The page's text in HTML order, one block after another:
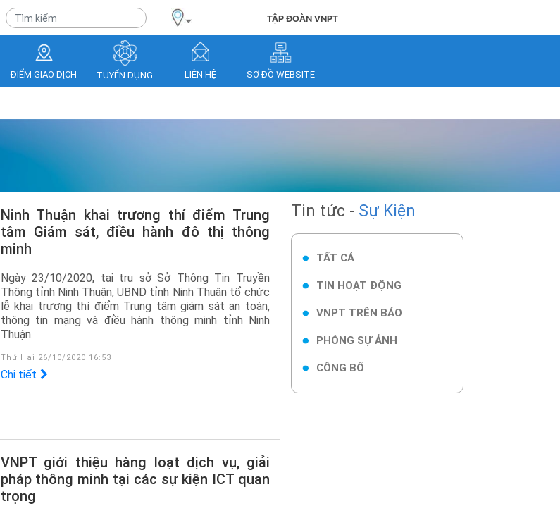
TẬP ĐOÀN VNPT
ĐIỂM GIAO DỊCH TUYỂN DỤNG LIÊN HỆ SƠ ĐỒ WEBSITE
Ninh Thuận khai trương thí điểm Trung
tâm Giám sát, điều hành đô thị thông
minh
Ngày 23/10/2020, tại trụ sở Sở Thông Tin Truyền
Thông tỉnh Ninh Thuận, UBND tỉnh Ninh Thuận tổ chức
lễ khai trương thí điểm Trung tâm giám sát an toàn,
thông tin mạng và điều hành thông minh tỉnh Ninh
Thuận.
Thứ Hai 26/10/2020 16:53
Chi tiết
VNPT giới thiệu hàng loạt dịch vụ, giải
pháp thông minh tại các sự kiện ICT quan
trọng
Tin tức - Sự Kiện
TẤT CẢ
TIN HOẠT ĐỘNG
VNPT TRÊN BÁO
PHÓNG SỰ ẢNH
CÔNG BỐ